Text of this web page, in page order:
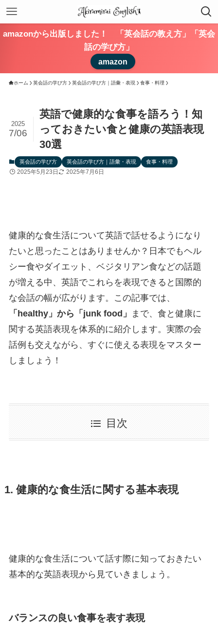
amazonから出版しました！ 「英会話の教え方」「英会
話の学び方」
amazon
ホーム 英会話の学び方 英会話の学び方｜語彙・表現 食事・料理
英語で健康的な食事を語ろう！知
っておきたい食と健康の英語表現
30選
2025
7/06
英会話の学び方 英会話の学び方｜語彙・表現 食事・料理
2025年5月23日 2025年7月6日
健康的な食生活について英語で話せるようになり
たいと思ったことはありませんか？日本でもヘル
シー食やダイエット、ベジタリアン食などの話題
が増える中、英語でこれらを表現できると国際的
な会話の幅が広がります。この記事では、
「healthy」から「junk food」
まで、食と健康に
関する英語表現を体系的に紹介します。実際の会
話例も交えながら、すぐに使える表現をマスター
しましょう！
目次
1. 健康的な食生活に関する基本表現
健康的な食生活について話す際に知っておきたい
基本的な英語表現から見ていきましょう。
バランスの良い食事を表す表現